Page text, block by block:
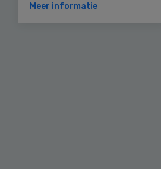
Meer informatie